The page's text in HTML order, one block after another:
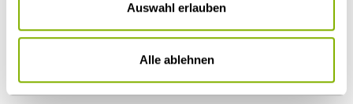
Auswahl erlauben
Alle ablehnen
Öffentlicher Sektor und Vergabe
Weitere Artikel